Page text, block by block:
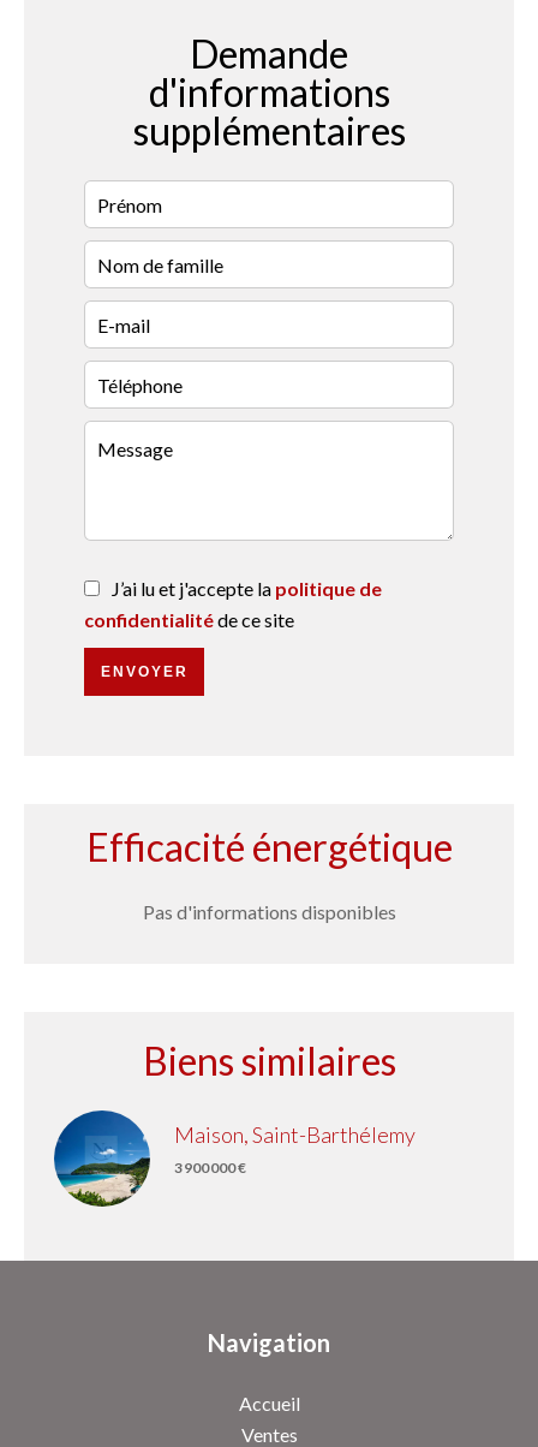
Demande
d'informations
supplémentaires
J’ai lu et j'accepte la politique de
confidentialitéde ce site
ENVOYER
Efficacité énergétique
Pas d'informations disponibles
Biens similaires
Maison, Saint-Barthélemy
3 900 000 €
Navigation
Accueil
Ventes